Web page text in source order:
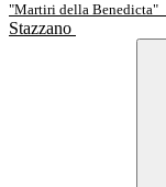
"Martiri della Benedicta"
Stazzano